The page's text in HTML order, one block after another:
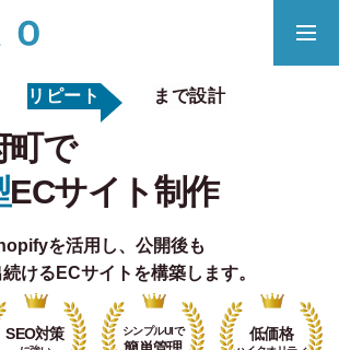
無料相談
対応エリア
みらいをつくる。
リピート まで設計
町で
ECサイト制作
を活用し、 公開後も
けるECサイトを構築します。
SEO対策 シンプルUIで 低価格